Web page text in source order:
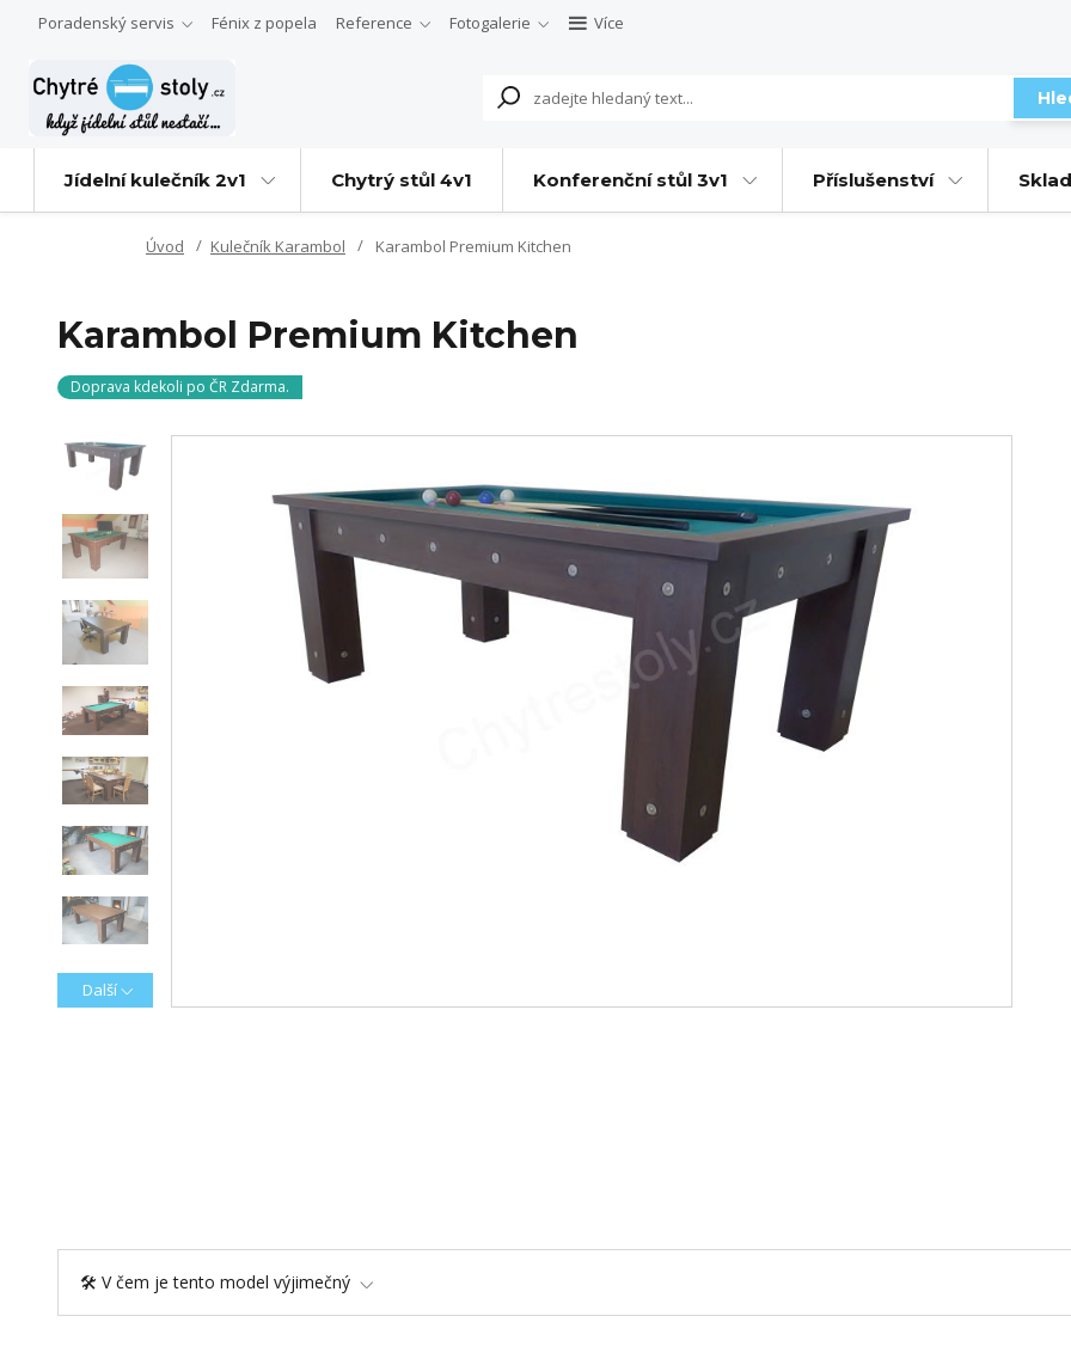
Poradenský servis Fénix z popela Reference Fotogalerie Více
Jídelní kulečník 2v1 Chytrý stůl 4v1 Konferenční stůl 3v1 Příslušenství
Úvod Kulečník Karambol Karambol Premium Kitchen
Karambol Premium Kitchen
Doprava kdekoli po ČR Zdarma.
Další
🛠️ V čem je tento model výjimečný